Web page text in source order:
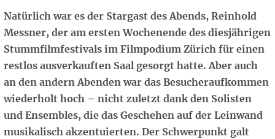
Natürlich war es der Stargast des Abends, Reinhold
Messner, der am ersten Wochenende des diesjährigen
Stummfilmfestivals im Filmpodium Zürich für einen
restlos ausverkauften Saal gesorgt hatte. Aber auch
an den andern Abenden war das Besucheraufkommen
wiederholt hoch – nicht zuletzt dank den Solisten
und Ensembles, die das Geschehen auf der Leinwand
musikalisch akzentuierten. Der Schwerpunkt galt